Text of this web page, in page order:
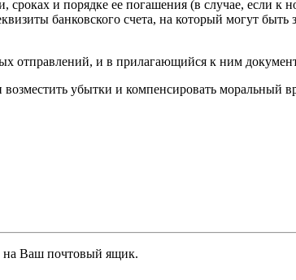
и порядке ее погашения (в случае, если
банковского счета, на который могут
отправлений, и в прилагающийся к ним
убытки и компенсировать
на Ваш почтовый ящик.